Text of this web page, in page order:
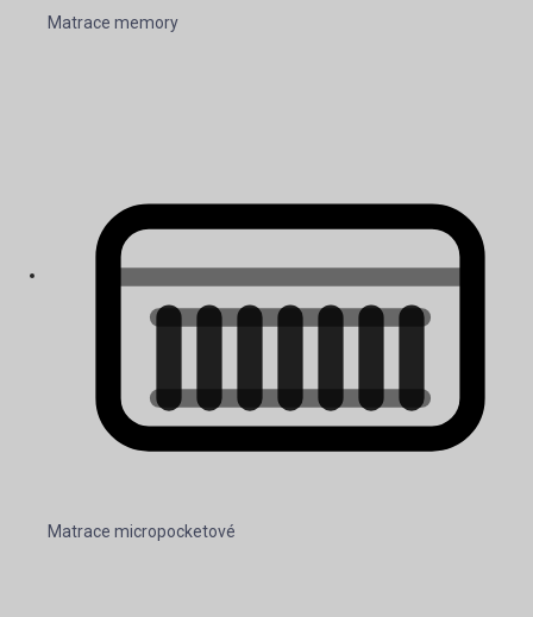
Matrace memory
Matrace micropocketové